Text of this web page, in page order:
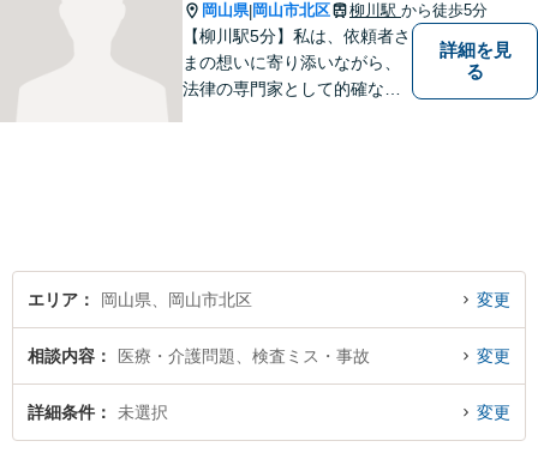
岡山県|岡山市北区 柳川駅 から徒歩5分
【柳川駅5分】私は、依頼者さ
まの想いに寄り添いながら、
法律の専門家として的確なア
詳細を見
る
エリア 岡山県、岡山市北区 変更
相談内容 医療・介護問題、検査ミス・事故 変更
詳細条件 未選択 変更